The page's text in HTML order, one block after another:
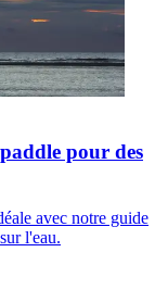
pour des
avec notre guide
l'eau.